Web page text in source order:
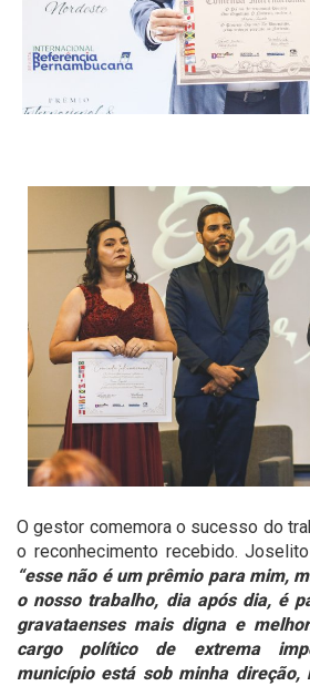
O gestor comemora o sucesso do
o reconhecimento recebido.
“esse não é um prêmio para mim,
o nosso trabalho, dia após dia, é
gravataenses mais digna e
cargo político de extrema
município está sob minha direção,